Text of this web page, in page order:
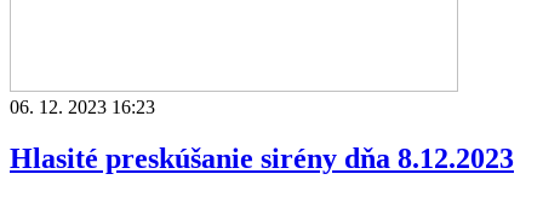
06. 12. 2023 16:23
Hlasité preskúšanie sirény dňa 8.12.2023